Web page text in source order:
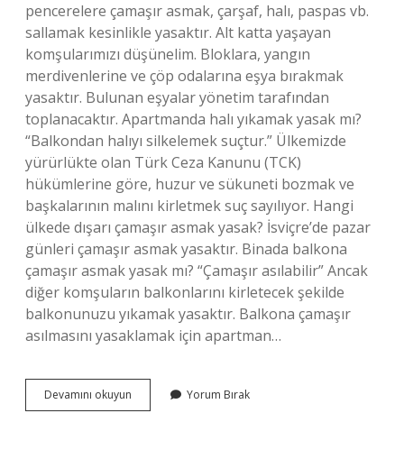
pencerelere çamaşır asmak, çarşaf, halı, paspas vb.
sallamak kesinlikle yasaktır. Alt katta yaşayan
komşularımızı düşünelim. Bloklara, yangın
merdivenlerine ve çöp odalarına eşya bırakmak
yasaktır. Bulunan eşyalar yönetim tarafından
toplanacaktır. Apartmanda halı yıkamak yasak mı?
“Balkondan halıyı silkelemek suçtur.” Ülkemizde
yürürlükte olan Türk Ceza Kanunu (TCK)
hükümlerine göre, huzur ve sükuneti bozmak ve
başkalarının malını kirletmek suç sayılıyor. Hangi
ülkede dışarı çamaşır asmak yasak? İsviçre’de pazar
günleri çamaşır asmak yasaktır. Binada balkona
çamaşır asmak yasak mı? “Çamaşır asılabilir” Ancak
diğer komşuların balkonlarını kirletecek şekilde
balkonunuzu yıkamak yasaktır. Balkona çamaşır
asılmasını yasaklamak için apartman…
Devamını okuyun Balkona
Çamaşır
Yorum Bırak